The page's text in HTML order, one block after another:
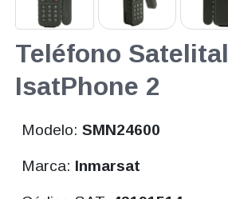
Teléfono Satelital
IsatPhone 2
Modelo:SMN24600
Marca: Inmarsat